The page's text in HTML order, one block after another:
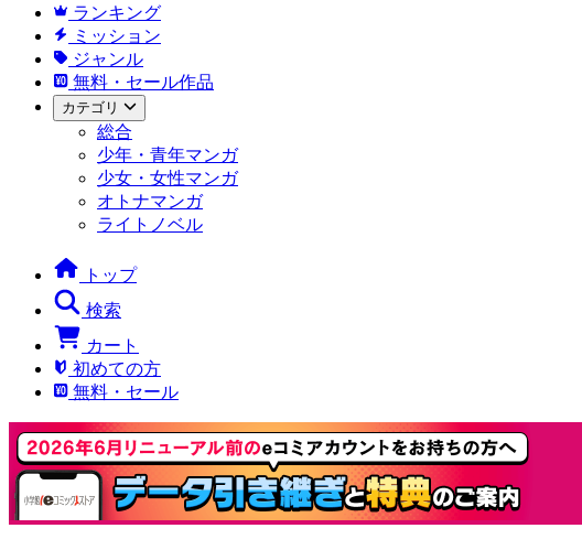
ランキング
ミッション
ジャンル
無料・セール作品
カテゴリ
総合
少年・青年マンガ
少女・女性マンガ
オトナマンガ
ライトノベル
トップ
検索
カート
初めての方
無料・セール